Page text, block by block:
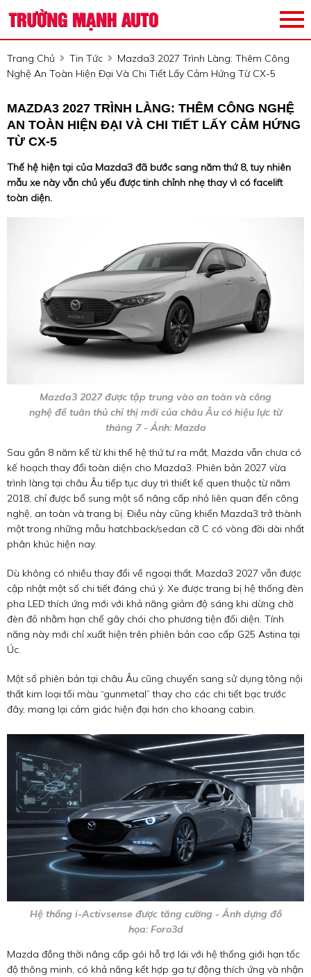
Trang Chủ Tin Tức
Mazda3 2027 Trình Làng: Thêm Công
Nghệ An Toàn Hiện Đại Và Chi Tiết Lấy Cảm Hứng Từ CX-5
MAZDA3 2027 TRÌNH LÀNG: THÊM CÔNG NGHỆ
AN TOÀN HIỆN ĐẠI VÀ CHI TIẾT LẤY CẢM HỨNG
TỪ CX-5
Thế hệ hiện tại của Mazda3 đã bước sang năm thứ 8, tuy nhiên
mẫu xe này vẫn chủ yếu được tinh chỉnh nhẹ thay vì có facelift
toàn diện.
Mazda3 2027 được tập trung vào an toàn và công
nghệ để tuân thủ chỉ thị mới của châu Âu có hiệu lực từ
tháng 7 - Ảnh: Mazda
Sau gần 8 năm kể từ khi thế hệ thứ tư ra mắt, Mazda vẫn chưa có
kế hoạch thay đổi toàn diện cho Mazda3. Phiên bản 2027 vừa
trình làng tại châu Âu tiếp tục duy trì thiết kế quen thuộc từ năm
2018, chỉ được bổ sung một số nâng cấp nhỏ liên quan đến công
nghệ, an toàn và trang bị. Điều này cũng khiến Mazda3 trở thành
một trong những mẫu hatchback/sedan cỡ C có vòng đời dài nhất
phân khúc hiện nay.
Dù không có nhiều thay đổi về ngoại thất, Mazda3 2027 vẫn được
cập nhật một số chi tiết đáng chú ý. Xe được trang bị hệ thống đèn
pha LED thích ứng mới với khả năng giảm độ sáng khi dừng chờ
đèn đỏ nhằm hạn chế gây chói cho phương tiện đối diện. Tính
năng này mới chỉ xuất hiện trên phiên bản cao cấp G25 Astina tại
Úc.
Một số phiên bản tại châu Âu cũng chuyển sang sử dụng tông nội
thất kim loại tối màu “gunmetal” thay cho các chi tiết bạc trước
đây, mang lại cảm giác hiện đại hơn cho khoang cabin.
Hệ thống i-Activsense được tăng cường - Ảnh dựng đồ
họa: Foro3d
Mazda đồng thời nâng cấp gói hỗ trợ lái với hệ thống giới hạn tốc
độ thông minh, có khả năng kết hợp ga tự động thích ứng và nhận